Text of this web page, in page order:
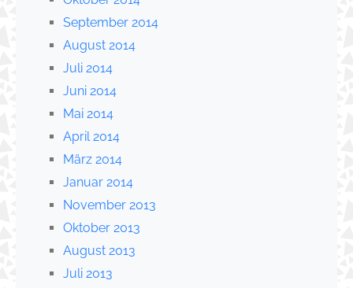
September 2014
August 2014
Juli 2014
Juni 2014
Mai 2014
April 2014
März 2014
Januar 2014
November 2013
Oktober 2013
August 2013
Juli 2013